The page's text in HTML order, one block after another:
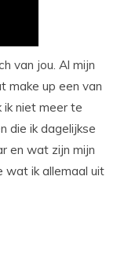
van jou. Al mijn
make up een van
ik niet meer te
die ik dagelijkse
en wat zijn mijn
wat ik allemaal uit